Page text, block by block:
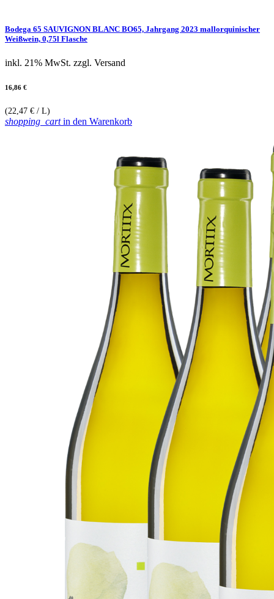
Bodega 65 SAUVIGNON BLANC BO65, Jahrgang 2023 mallorquinischer
Weißwein, 0,75l Flasche
inkl. 21% MwSt. zzgl. Versand
16,86 €
(22,47 € / L)
shopping_cartin den Warenkorb